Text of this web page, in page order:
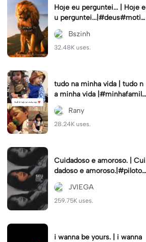
Hoje eu perguntei... | Hoje e
u perguntei...|#deus#motiv
ação#reflexão#reflexaotipo
grafiaBszinh
32.48K uses.
tudo na minha vida | tudo n
a minha vida |#minhafamili
a#minhavida😍😍#filhos#fi
lha#filho
Rany
28.24K uses.
Cuidadoso e amoroso. | Cui
dadoso e amoroso.|#piloto
#viral #stories #topcriador
#anymartins
JVIEGA
259.75K uses.
i wanna be yours. | i wanna